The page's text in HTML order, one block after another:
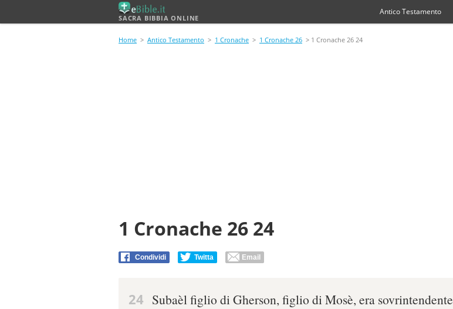
SACRA BIBBIA ONLINE
Antico Testamento
Home > Antico Testamento > 1 Cronache > 1 Cronache 26 > 1 Cronache 26 24
1 Cronache 26 24
Condividi Twitta Email
24 Subaèl figlio di Gherson, figlio di Mosè, era sovrintendente